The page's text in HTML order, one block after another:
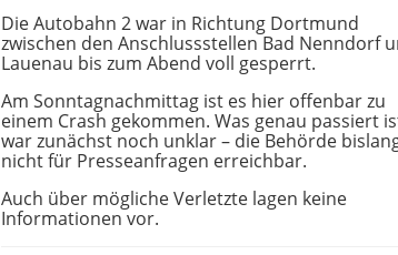
Die Autobahn 2 war in Richtung Dortmund
zwischen den Anschlussstellen Bad Nenndorf
Lauenau bis zum Abend voll gesperrt.
Am Sonntagnachmittag ist es hier offenbar zu
einem Crash gekommen. Was genau passiert
war zunächst noch unklar – die Behörde
nicht für Presseanfragen erreichbar.
Auch über mögliche Verletzte lagen keine
Informationen vor.